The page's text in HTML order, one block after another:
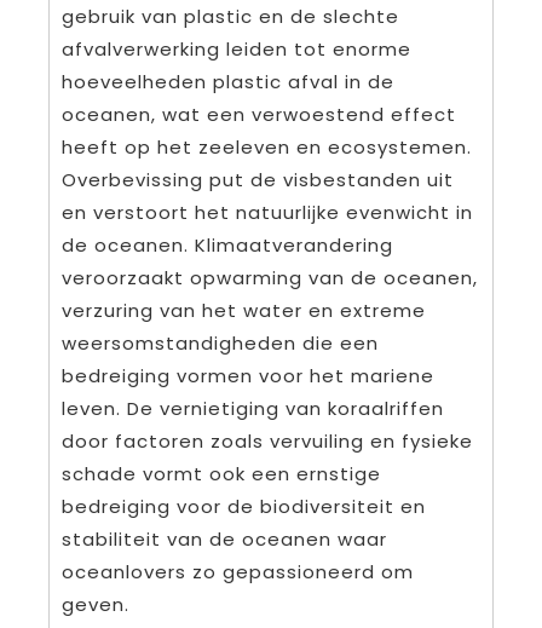
gebruik van plastic en de slechte
afvalverwerking leiden tot enorme
hoeveelheden plastic afval in de
oceanen, wat een verwoestend effect
heeft op het zeeleven en ecosystemen.
Overbevissing put de visbestanden uit
en verstoort het natuurlijke evenwicht in
de oceanen. Klimaatverandering
veroorzaakt opwarming van de oceanen,
verzuring van het water en extreme
weersomstandigheden die een
bedreiging vormen voor het mariene
leven. De vernietiging van koraalriffen
door factoren zoals vervuiling en fysieke
schade vormt ook een ernstige
bedreiging voor de biodiversiteit en
stabiliteit van de oceanen waar
oceanlovers zo gepassioneerd om
geven.